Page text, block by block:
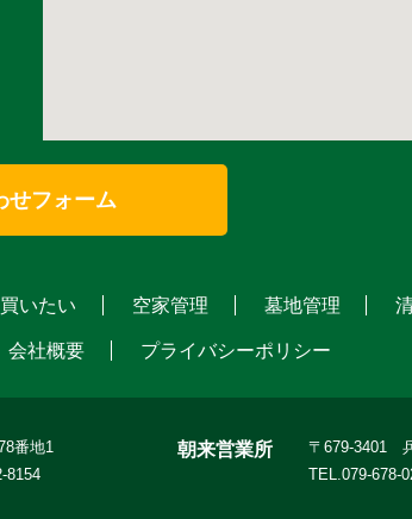
フォーム
いたい 空家管理 墓地管理
会社概要 プライバシーポリシー
番地1
8154
朝来営業所
〒679-3401
TEL.079-678-